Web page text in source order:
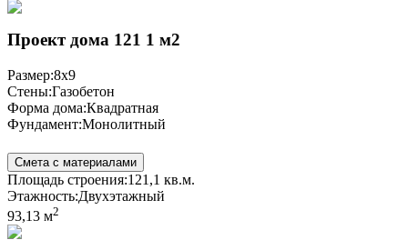
Проект дома 121 1 м2
Размер:8x9
Стены:Газобетон
Форма дома:Квадратная
Фундамент:Монолитный
Смета с материалами
Площадь строения:121,1 кв.м.
Этажность:Двухэтажный
93,13 м2